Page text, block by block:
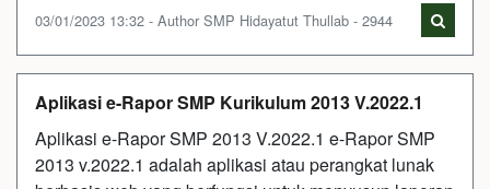
03/01/2023 13:32 - Author SMP Hidayatut Thullab - 2944
Aplikasi e-Rapor SMP Kurikulum 2013 V.2022.1
Aplikasi e-Rapor SMP 2013 V.2022.1 e-Rapor SMP
2013 v.2022.1 adalah aplikasi atau perangkat lunak